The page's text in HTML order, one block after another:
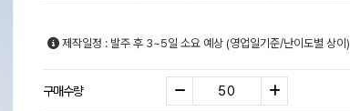
제작일정 : 발주 후 3~5일 소요 예상 (영업일기준/난이도별 상이)
구매수량